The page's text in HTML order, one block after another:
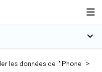
les données de l'iPhone
>